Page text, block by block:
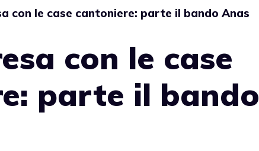
con le case cantoniere: parte il bando Anas
con le case
parte il bando